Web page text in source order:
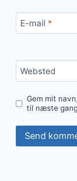
E-mail *
Websted
Gem mit
til næste